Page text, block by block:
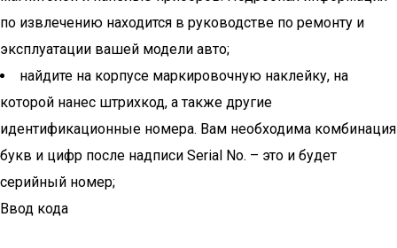
по извлечению находится в руководстве по ремонту и
эксплуатации вашей модели авто;
найдите на корпусе маркировочную наклейку, на
которой нанес штрихкод, а также другие
идентификационные номера. Вам необходима комбинация
букв и цифр после надписи Serial No. – это и будет
серийный номер;
Ввод кода